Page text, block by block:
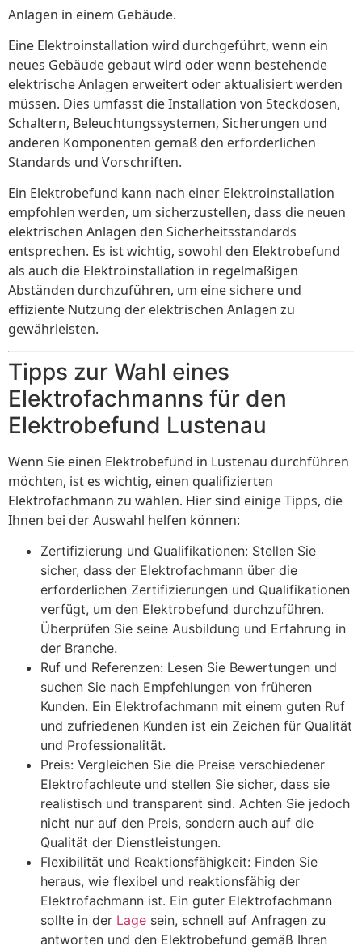
Anlagen in einem Gebäude.
Eine Elektroinstallation wird durchgeführt, wenn ein
neues Gebäude gebaut wird oder wenn bestehende
elektrische Anlagen erweitert oder aktualisiert werden
müssen. Dies umfasst die Installation von Steckdosen,
Schaltern, Beleuchtungssystemen, Sicherungen und
anderen Komponenten gemäß den erforderlichen
Standards und Vorschriften.
Ein Elektrobefund kann nach einer Elektroinstallation
empfohlen werden, um sicherzustellen, dass die neuen
elektrischen Anlagen den Sicherheitsstandards
entsprechen. Es ist wichtig, sowohl den Elektrobefund
als auch die Elektroinstallation in regelmäßigen
Abständen durchzuführen, um eine sichere und
effiziente Nutzung der elektrischen Anlagen zu
gewährleisten.
Tipps zur Wahl eines
Elektrofachmanns für den
Elektrobefund Lustenau
Wenn Sie einen Elektrobefund in Lustenau durchführen
möchten, ist es wichtig, einen qualifizierten
Elektrofachmann zu wählen. Hier sind einige Tipps, die
Ihnen bei der Auswahl helfen können:
Zertifizierung und Qualifikationen: Stellen Sie
sicher, dass der Elektrofachmann über die
erforderlichen Zertifizierungen und Qualifikationen
verfügt, um den Elektrobefund durchzuführen.
Überprüfen Sie seine Ausbildung und Erfahrung in
der Branche.
Ruf und Referenzen: Lesen Sie Bewertungen und
suchen Sie nach Empfehlungen von früheren
Kunden. Ein Elektrofachmann mit einem guten Ruf
und zufriedenen Kunden ist ein Zeichen für Qualität
und Professionalität.
Preis: Vergleichen Sie die Preise verschiedener
Elektrofachleute und stellen Sie sicher, dass sie
realistisch und transparent sind. Achten Sie jedoch
nicht nur auf den Preis, sondern auch auf die
Qualität der Dienstleistungen.
Flexibilität und Reaktionsfähigkeit: Finden Sie
heraus, wie flexibel und reaktionsfähig der
Elektrofachmann ist. Ein guter Elektrofachmann
sollte in der Lage sein, schnell auf Anfragen zu
antworten und den Elektrobefund gemäß Ihren